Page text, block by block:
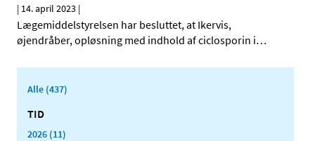
| 14. april 2023 |
Lægemiddelstyrelsen har besluttet, at Ikervis,
øjendråber, opløsning med indhold af ciclosporin i…
Alle (437)
TID
2026 (11)